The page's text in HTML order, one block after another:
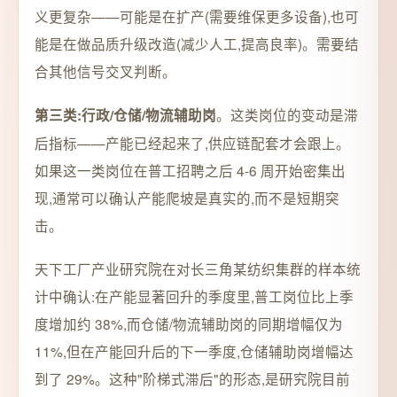
义更复杂——可能是在扩产(需要维保更多设备),也可
能是在做品质升级改造(减少人工,提高良率)。需要结
合其他信号交叉判断。
第三类:行政/仓储/物流辅助岗。这类岗位的变动是滞
后指标——产能已经起来了,供应链配套才会跟上。
如果这一类岗位在普工招聘之后 4-6 周开始密集出
现,通常可以确认产能爬坡是真实的,而不是短期突
击。
天下工厂产业研究院在对长三角某纺织集群的样本统
计中确认:在产能显著回升的季度里,普工岗位比上季
度增加约 38%,而仓储/物流辅助岗的同期增幅仅为
11%,但在产能回升后的下一季度,仓储辅助岗增幅达
到了 29%。这种"阶梯式滞后"的形态,是研究院目前